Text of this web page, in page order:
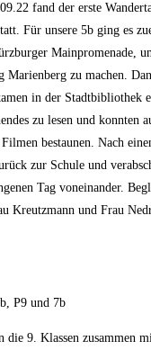
fand der erste
Für unsere 5b ging es
Mainpromenade,
zu machen.
in der Stadtbibliothek
zu lesen und konnten
bestaunen. Nach
zur Schule und
Tag voneinander.
Kreutzmann und Frau
P9 und 7b
die 9. Klassen zusammen